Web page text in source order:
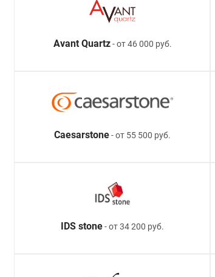
Avant Quartz- от 46 000 руб.
Caesarstone- от 55 500 руб.
IDS stone- от 34 200 руб.